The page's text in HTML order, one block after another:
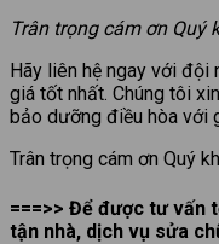
Trân trọng cám ơn Quý
Hãy liên hệ ngay với đội
giá tốt nhất. Chúng tôi
bảo dưỡng điều hòa với
Trân trọng cám ơn Quý
===>> Để được tư vấn
tận nhà, dịch vụ sửa